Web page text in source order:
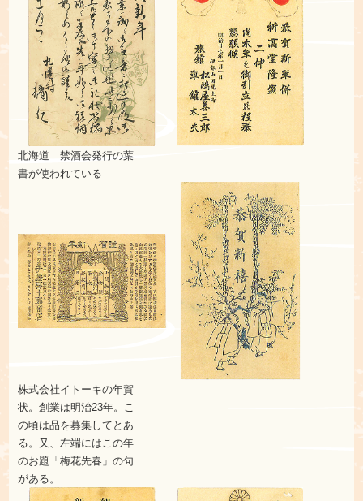
北海道 禁酒会発行の葉
書が使われている
株式会社イトーキの年賀
状。創業は明治23年。こ
の頃は品を募集してとあ
る。 又、左端にはこの年
のお題 「梅花先春」の句
がある。